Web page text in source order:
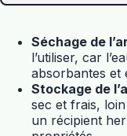
Séchage de
l’utiliser, car
absorbantes et
Stockage de
sec et frais,
un récipient